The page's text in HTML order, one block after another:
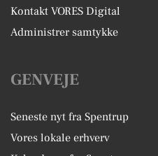
Kontakt VORES Digital
Administrer samtykke
GENVEJE
Seneste nyt fra Spentrup
Vores lokale erhverv